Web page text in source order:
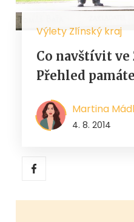
Výlety Zlínský kraj
Co navštívit
Přehled
Martina
4. 8. 2014